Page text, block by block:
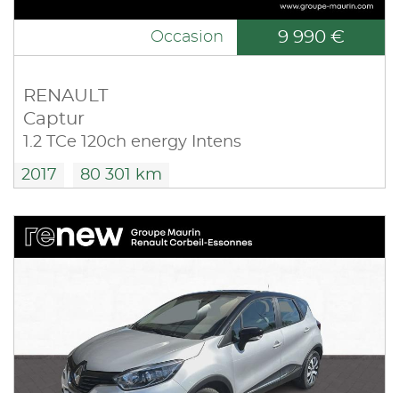
Occasion 9 990 €
RENAULT
Captur
1.2 TCe 120ch energy Intens
2017 80 301 km